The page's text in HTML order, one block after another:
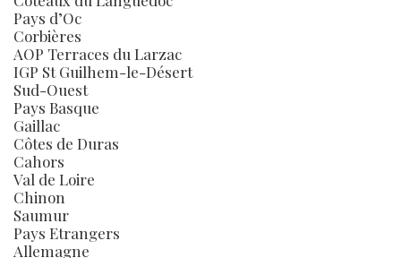
Pays d’Oc
Corbières
AOP Terraces du Larzac
IGP St Guilhem-le-Désert
Sud-Ouest
Pays Basque
Gaillac
Côtes de Duras
Cahors
Val de Loire
Chinon
Saumur
Pays Etrangers
Allemagne